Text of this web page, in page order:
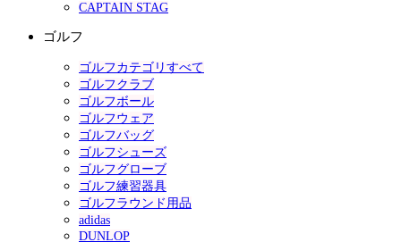
CAPTAIN STAG
ゴルフ
ゴルフカテゴリすべて
ゴルフクラブ
ゴルフボール
ゴルフウェア
ゴルフバッグ
ゴルフシューズ
ゴルフグローブ
ゴルフ練習器具
ゴルフラウンド用品
adidas
DUNLOP